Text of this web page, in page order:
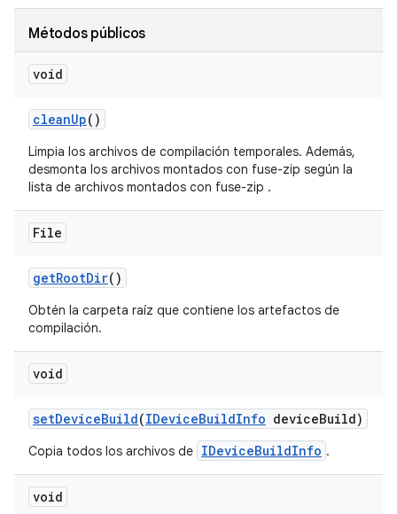
Métodos públicos
void
cleanUp()
Limpia los archivos de compilación temporales. Además,
desmonta los archivos montados con fuse-zip según la
lista de archivos montados con fuse-zip .
File
getRootDir()
Obtén la carpeta raíz que contiene los artefactos de
compilación.
void
setDeviceBuild(IDeviceBuildInfo deviceBuild)
Copia todos los archivos de IDeviceBuildInfo .
void